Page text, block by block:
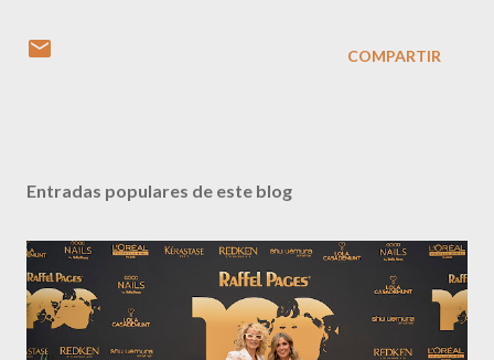
COMPARTIR
Entradas populares de este blog